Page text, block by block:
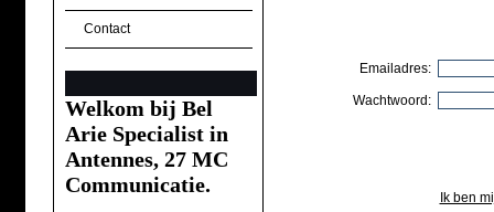
Contact
Welkom bij Bel
Arie Specialist in
Antennes, 27 MC
Communicatie.
Emailadres:
Wachtwoord:
Ik ben